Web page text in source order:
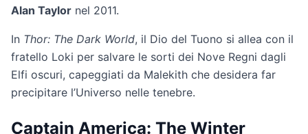
Alan Taylor nel 2011.
In Thor: The Dark World, il Dio del Tuono si allea con il
fratello Loki per salvare le sorti dei Nove Regni dagli
Elfi oscuri, capeggiati da Malekith che desidera far
precipitare l’Universo nelle tenebre.
Captain America: The Winter